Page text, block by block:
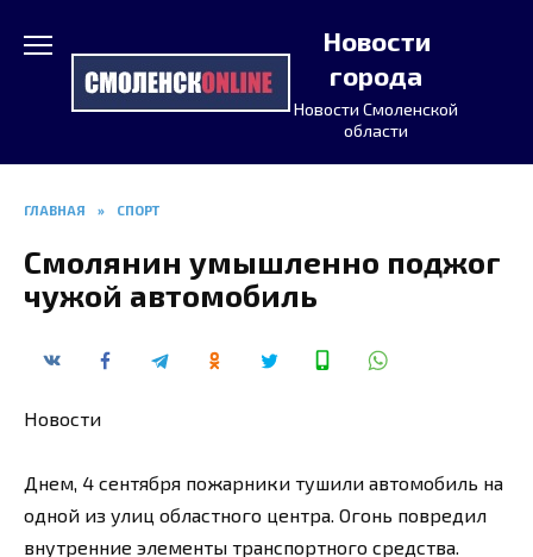
содержанию
Новости
города
Новости Смоленской
области
ГЛАВНАЯ » СПОРТ
Смолянин умышленно поджог
чужой автомобиль
Новости
Днем, 4 сентября пожарники тушили автомобиль на
одной из улиц областного центра. Огонь повредил
внутренние элементы транспортного средства.